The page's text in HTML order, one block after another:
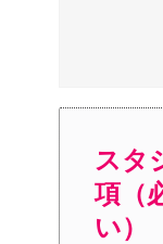
スタ
項（
い）